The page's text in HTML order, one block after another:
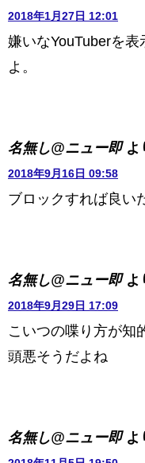
2018年1月27日 12:01
嫌いなYouTuberを
よ。
名無し@ニュー即 よ
2018年9月16日 09:58
ブロックすれば良い
名無し@ニュー即 よ
2018年9月29日 17:09
こいつの喋り方が知
頭悪そうだよね
名無し@ニュー即 よ